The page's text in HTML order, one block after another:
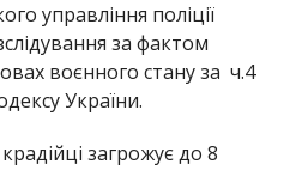
управління поліції
за фактом
воєнного стану за ч.4
України.
загрожує до 8